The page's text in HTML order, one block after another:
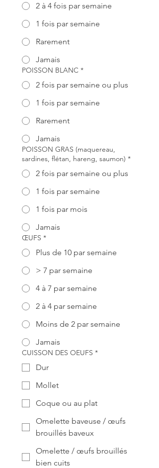
2 à 4 fois par semaine
1 fois par semaine
Rarement
Jamais
POISSON BLANC *
2 fois par semaine ou plus
1 fois par semaine
Rarement
Jamais
POISSON GRAS (maquereau,
sardines, flétan, hareng, saumon) *
2 fois par semaine ou plus
1 fois par semaine
1 fois par mois
Jamais
ŒUFS *
Plus de 10 par semaine
> 7 par semaine
4 à 7 par semaine
2 à 4 par semaine
Moins de 2 par semaine
Jamais
CUISSON DES OEUFS *
Dur
Mollet
Coque ou au plat
Omelette baveuse / œufs
brouillés baveux
Omelette / œufs brouillés
bien cuits